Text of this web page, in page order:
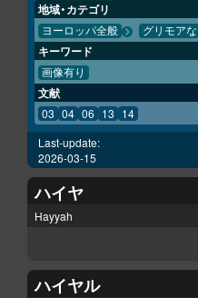
地域・カテゴリ
ヨーロッパ全般 グリモア
キーワード
画像有り
文献
03 04 06 13 14
Last-update:
2026-03-15
ハイヤ
Hayyah
ハイヤル